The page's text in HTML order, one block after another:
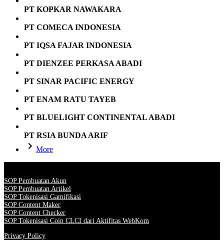
PT KOPKAR NAWAKARA
PT COMECA INDONESIA
PT IQSA FAJAR INDONESIA
PT DIENZEE PERKASA ABADI
PT SINAR PACIFIC ENERGY
PT ENAM RATU TAYEB
PT BLUELIGHT CONTINENTAL ABADI
PT RSIA BUNDA ARIF
More
SOP Pembuatan Akun
SOP Pembuatan Artikel
SOP Tokenisasi Gamifikasi
SOP Content Maker
SOP Content Checker
SOP Tokenisasi Coin CLCI dari Aktifitas WebKom
Privacy Policy